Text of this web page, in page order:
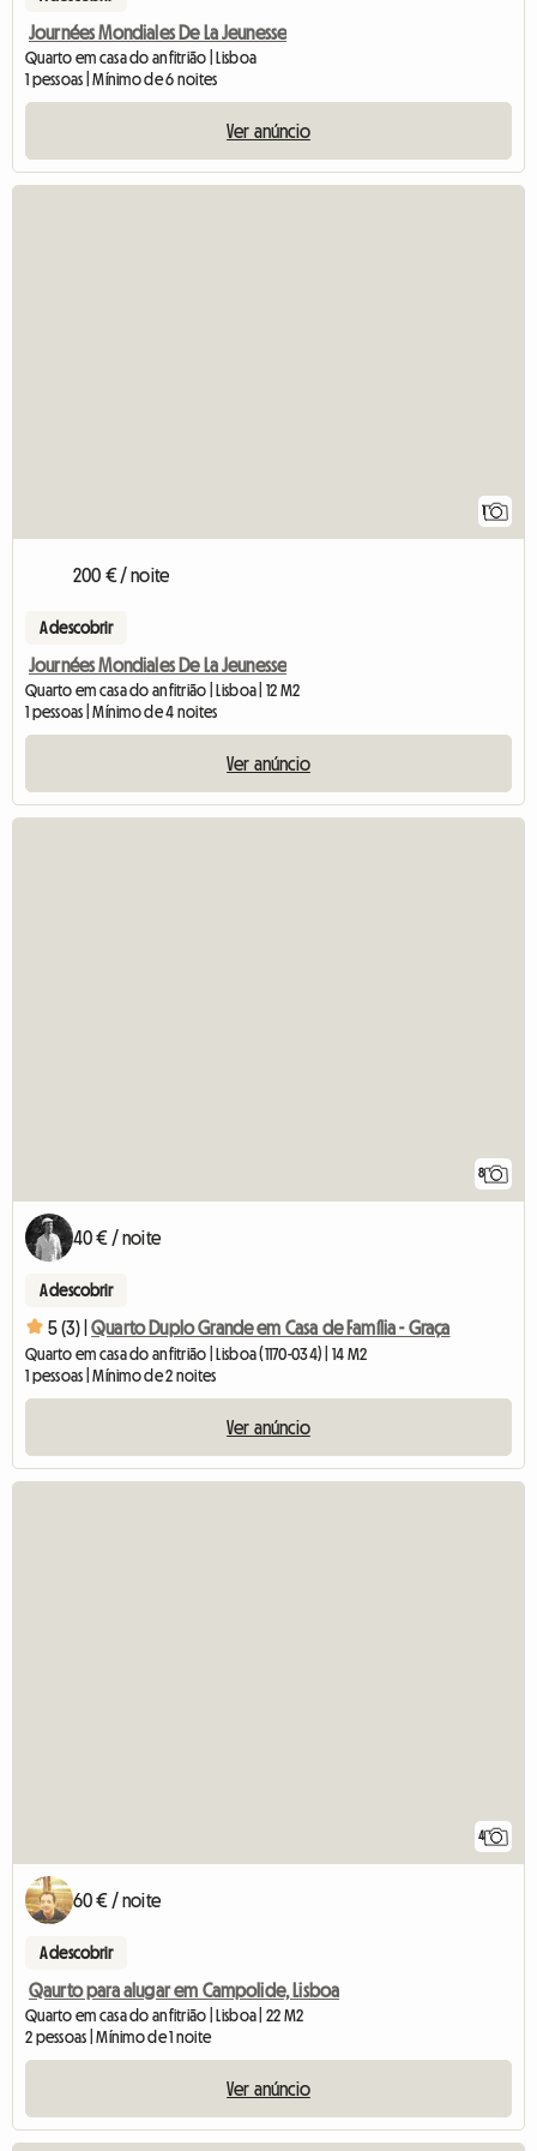
Journées Mondiales De La Jeunesse
Quarto em casa do anfitrião | Lisboa
1 pessoas | Mínimo de 6 noites
Ver anúncio
200 € / noite
A descobrir
Journées Mondiales De La Jeunesse
Quarto em casa do anfitrião | Lisboa | 12 M2
1 pessoas | Mínimo de 4 noites
Ver anúncio
8
40 € / noite
A descobrir
5 (3) | Quarto Duplo Grande em Casa de Família - Graça
Quarto em casa do anfitrião | Lisboa (1170-034) | 14 M2
1 pessoas | Mínimo de 2 noites
Ver anúncio
4
60 € / noite
A descobrir
Qaurto para alugar em Campolide, Lisboa
Quarto em casa do anfitrião | Lisboa | 22 M2
2 pessoas | Mínimo de 1 noite
Ver anúncio